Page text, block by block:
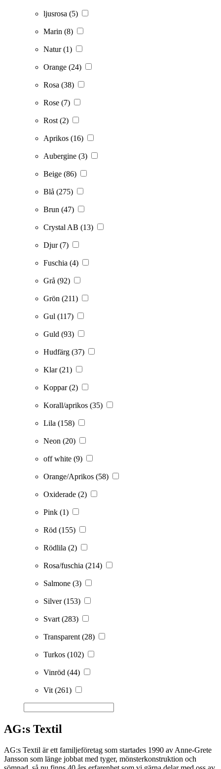
ljusrosa (5)
Marin (8)
Natur(1)
Orange (24)
Rosa (38)
Rose (7)
Rost (2)
Aprikos (16)
Aubergine (3)
Beige (86)
Blå (275)
Brun (47)
Crystal AB (13)
Djur(7)
Fuschia (4)
Grå (92)
Grön (211)
Gul (117)
Guld (93)
Hudfärg (37)
Klar(21)
Koppar(2)
Korall/aprikos (35)
Lila (158)
Neon (20)
off white (9)
Orange/Aprikos (58)
Oxiderade (2)
Pink (1)
Röd (155)
Rödlila (2)
Rosa/fuschia (214)
Salmone (3)
Silver(153)
Svart (283)
Transparent (28)
Turkos (102)
Vinröd (44)
Vit (261)
AG:s Textil
AG:s Textil är ett familjeföretag som startades 1990 av Anne-Grete
Jansson som länge jobbat med tyger, mönsterkonstruktion och